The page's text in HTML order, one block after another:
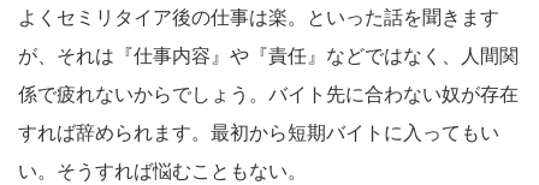
よくセミリタイア後の仕事は楽。といった話を聞きます
が、それは『仕事内容』や『責任』などではなく、人間関
係で疲れないからでしょう。バイト先に合わない奴が存在
すれば辞められます。最初から短期バイトに入ってもい
い。そうすれば悩むこともない。